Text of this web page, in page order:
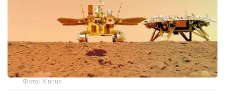
Фото: Xinhua